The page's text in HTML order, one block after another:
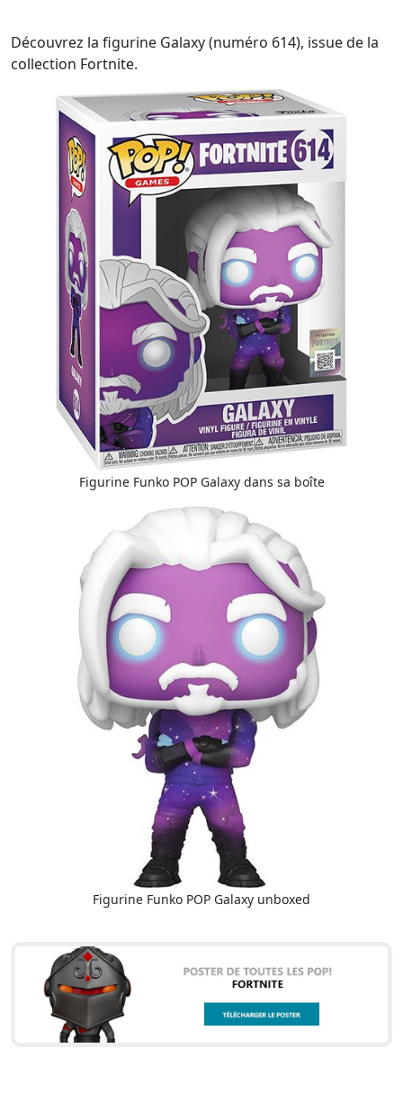
Découvrez la figurine Galaxy (numéro 614), issue de la
collection Fortnite.
Figurine Funko POP Galaxy dans sa boîte
Figurine Funko POP Galaxy unboxed